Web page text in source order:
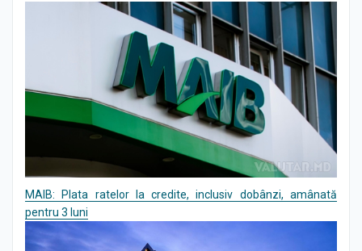
MAIB: Plata ratelor la credite, inclusiv dobânzi, amânată
pentru 3 luni